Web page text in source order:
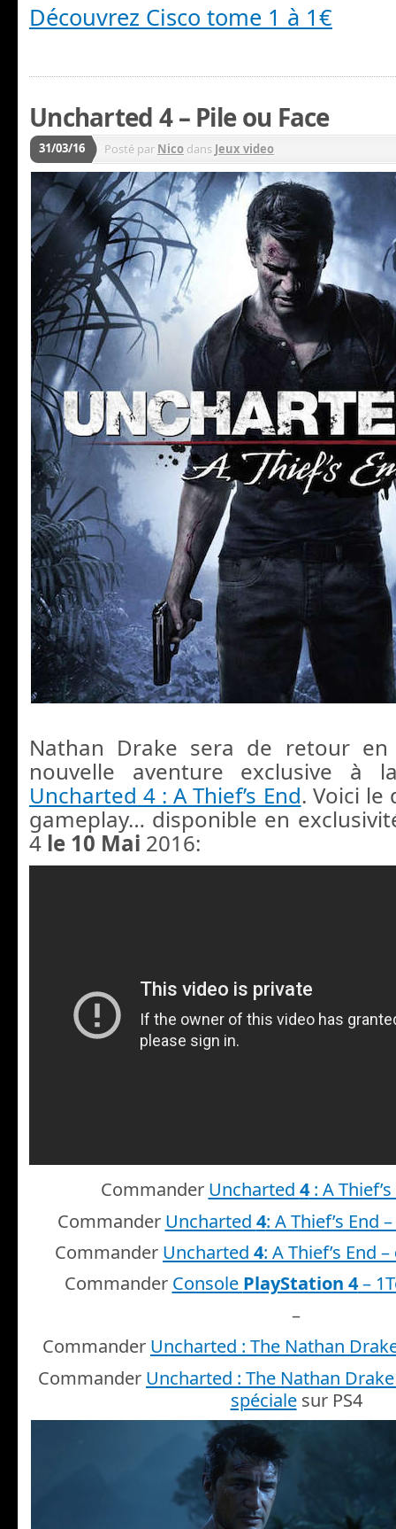
Découvrez Cisco tome 1 à 1€
Uncharted 4 – Pile ou Face
31/03/16 Posté par Nico dans Jeux video
Nathan Drake sera de retour
nouvelle aventure exclusive à
Uncharted 4 : A Thief’s End. Voici
gameplay… disponible en
4 le 10 Mai 2016:
Commander Uncharted 4: A Thief’s
Commander Uncharted 4: A Thief’s End –
Commander Uncharted 4: A Thief’s End –
Commander Console PlayStation 4–
–
Commander Uncharted : The Nathan
Commander Uncharted : The Nathan
spécialesur PS4